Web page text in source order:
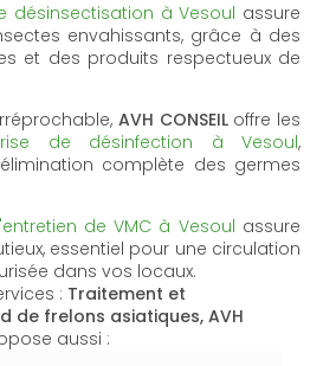
désinsectisation à Vesoul assure
envahissants, grâce à des
et des produits respectueux de
AVH CONSEILoffre les
de désinfection à Vesoul,
complète des germes
de VMC à Vesoul assure
essentiel pour une circulation
dans vos locaux.
: Traitement et
de frelons asiatiques, AVH
aussi :